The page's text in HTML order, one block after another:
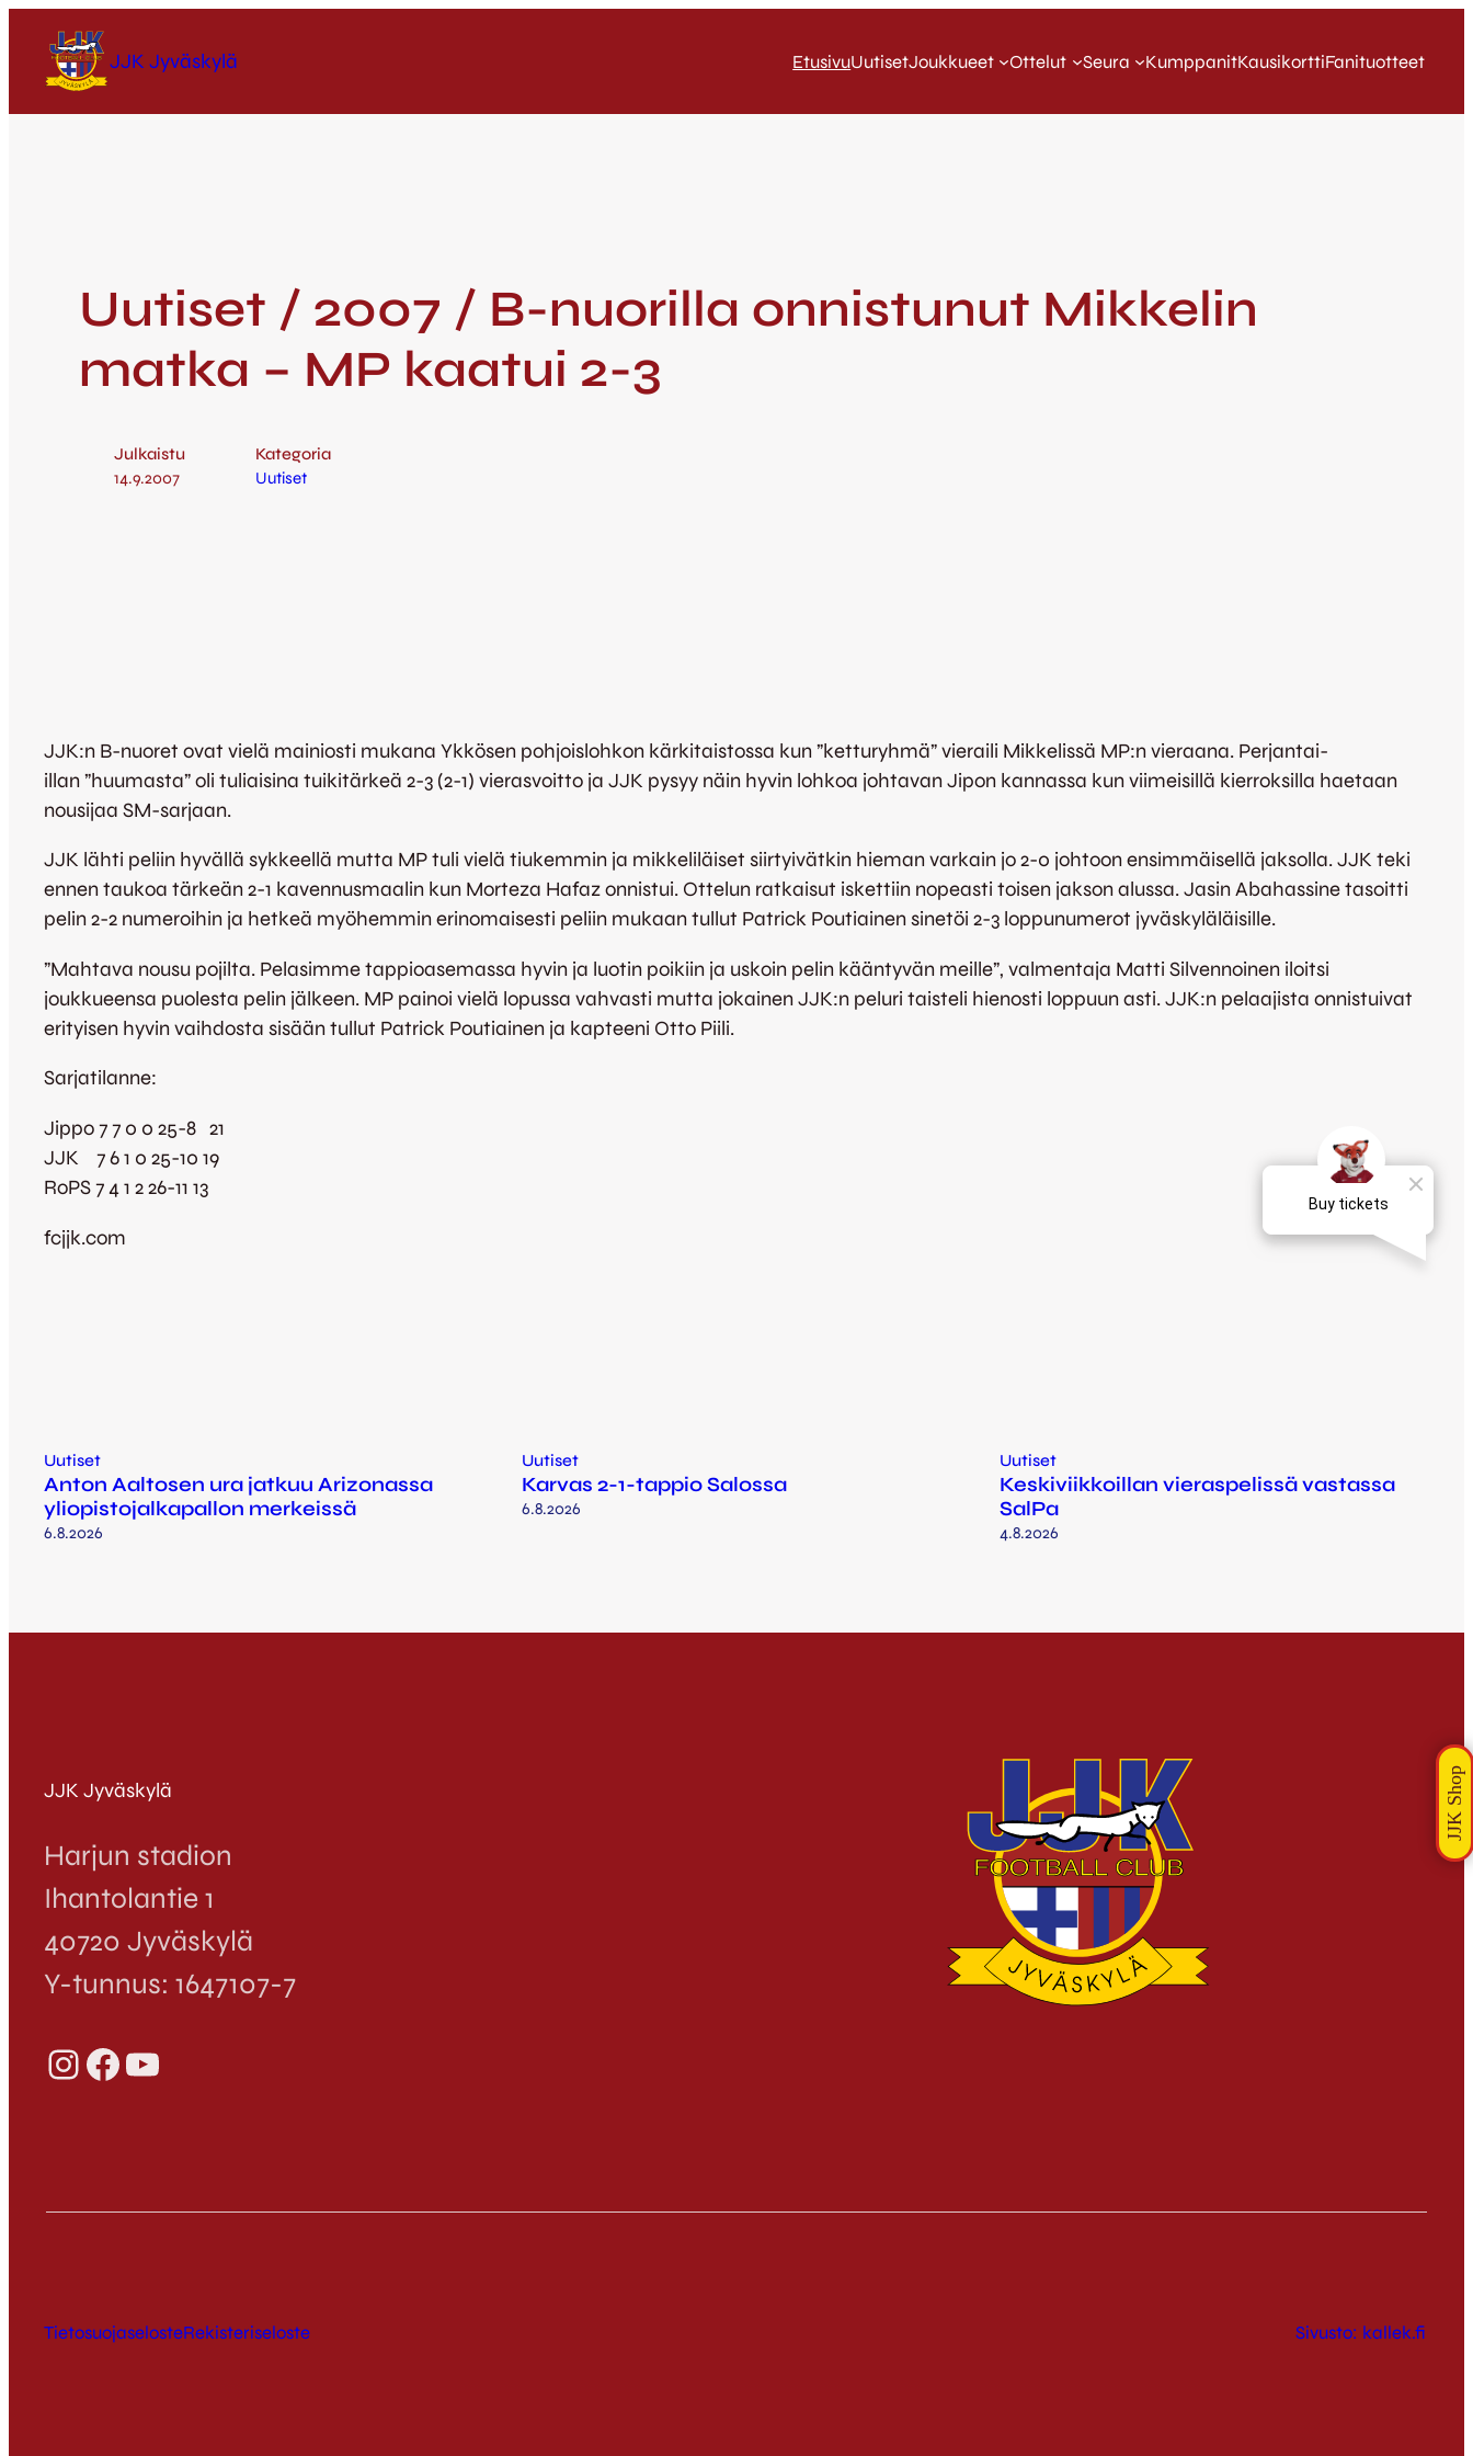
JJK Jyväskylä EtusivuUutisetJoukkueet Ottelut Seura KumppanitKausikorttiFanituotteet
Uutiset / 2007 / B-nuorilla onnistunut Mikkelin
matka – MP kaatui 2-3
Julkaistu
14.9.2007
Kategoria
Uutiset
JJK:n B-nuoret ovat vielä mainiosti mukana Ykkösen pohjoislohkon kärkitaistossa kun ”ketturyhmä” vieraili Mikkelissä MP:n vieraana. Perjantai-
illan ”huumasta” oli tuliaisina tuikitärkeä 2-3 (2-1) vierasvoitto ja JJK pysyy näin hyvin lohkoa johtavan Jipon kannassa kun viimeisillä kierroksilla haetaan
nousijaa SM-sarjaan.
JJK lähti peliin hyvällä sykkeellä mutta MP tuli vielä tiukemmin ja mikkeliläiset siirtyivätkin hieman varkain jo 2-0 johtoon ensimmäisellä jaksolla. JJK teki
ennen taukoa tärkeän 2-1 kavennusmaalin kun Morteza Hafaz onnistui. Ottelun ratkaisut iskettiin nopeasti toisen jakson alussa. Jasin Abahassine tasoitti
pelin 2-2 numeroihin ja hetkeä myöhemmin erinomaisesti peliin mukaan tullut Patrick Poutiainen sinetöi 2-3 loppunumerot jyväskyläläisille.
”Mahtava nousu pojilta. Pelasimme tappioasemassa hyvin ja luotin poikiin ja uskoin pelin kääntyvän meille”, valmentaja Matti Silvennoinen iloitsi
joukkueensa puolesta pelin jälkeen. MP painoi vielä lopussa vahvasti mutta jokainen JJK:n peluri taisteli hienosti loppuun asti. JJK:n pelaajista onnistuivat
erityisen hyvin vaihdosta sisään tullut Patrick Poutiainen ja kapteeni Otto Piili.
Sarjatilanne:
Jippo 7 7 0 0 25-8 21
JJK 7 6 1 0 25-10 19
RoPS 7 4 1 2 26-11 13
fcjjk.com
Uutiset
Anton Aaltosen ura jatkuu Arizonassa
yliopistojalkapallon merkeissä
6.8.2026
Uutiset
Karvas 2-1-tappio Salossa
6.8.2026
Uutiset
Keskiviikkoillan vieraspelissä vastassa
SalPa
4.8.2026
JJK Jyväskylä
Harjun stadion
Ihantolantie 1
40720 Jyväskylä
Y-tunnus: 1647107-7
InstagramFacebook YouTube
TietosuojaselosteRekisteriseloste Sivusto: kallek.fi